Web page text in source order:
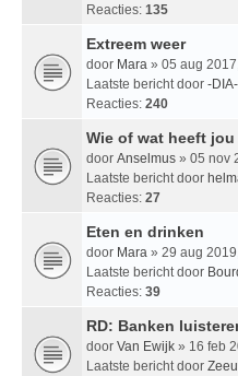
Reacties: 135
Extreem weer
door Mara » 05 aug
Laatste bericht door -DIA-
Reacties: 240
Wie of wat heeft
door Anselmus » 05 nov
Laatste bericht door
Reacties: 27
Eten en drinken
door Mara » 29 aug
Laatste bericht door
Reacties: 39
RD: Banken
door Van Ewijk » 16 feb
Laatste bericht door